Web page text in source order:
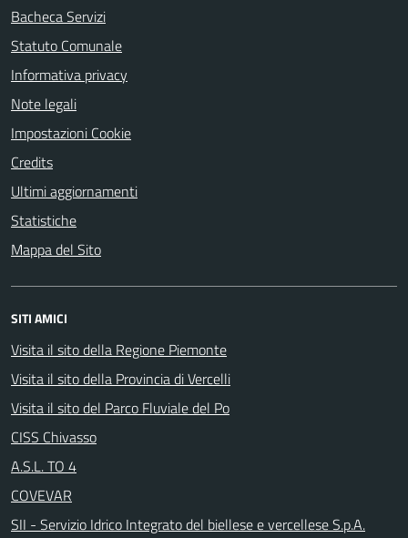
Bacheca Servizi
Statuto Comunale
Informativa privacy
Note legali
Impostazioni Cookie
Credits
Ultimi aggiornamenti
Statistiche
Mappa del Sito
SITI AMICI
Visita il sito della Regione Piemonte
Visita il sito della Provincia di Vercelli
Visita il sito del Parco Fluviale del Po
CISS Chivasso
A.S.L. TO 4
COVEVAR
SII - Servizio Idrico Integrato del biellese e vercellese S.p.A.